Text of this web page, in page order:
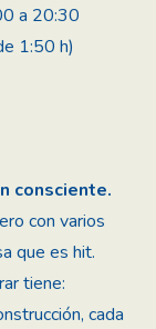
a 20:30
1:50 h)
consciente.
con varios
que es hit.
tiene:
cada